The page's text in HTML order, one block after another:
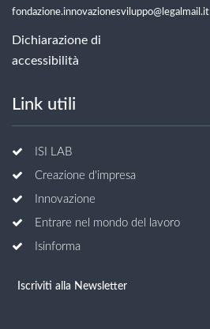
fondazione.innovazionesviluppo@legalmail.it
Dichiarazione di
accessibilità
Link utili
ISI LAB
Creazione d'impresa
Innovazione
Entrare nel mondo del lavoro
Isinforma
Iscriviti alla Newsletter